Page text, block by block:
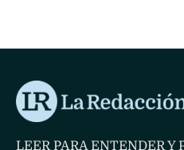
LEER PARA ENTENDER Y